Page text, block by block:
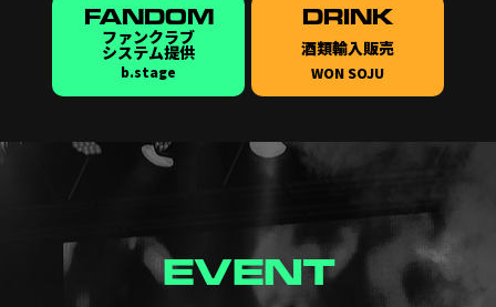
FANDOM
ファンクラブ
システム提供
b.stage
DRINK
酒類輸入販売
WON SOJU
EVENT